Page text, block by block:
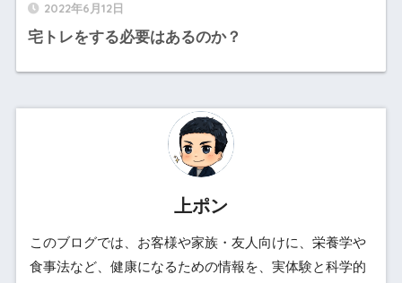
2022年6月12日
宅トレをする必要はあるのか？
上ポン
このブログでは、お客様や家族・友人向けに、栄養学や
食事法など、健康になるための情報を、実体験と科学的